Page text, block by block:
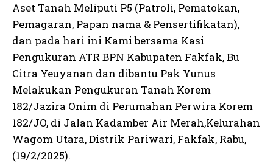
Aset Tanah Meliputi P5 (Patroli, Pematokan,
Pemagaran, Papan nama & Pensertifikatan),
dan pada hari ini Kami bersama Kasi
Pengukuran ATR BPN Kabupaten Fakfak, Bu
Citra Yeuyanan dan dibantu Pak Yunus
Melakukan Pengukuran Tanah Korem
182/Jazira Onim di Perumahan Perwira Korem
182/JO, di Jalan Kadamber Air Merah,Kelurahan
Wagom Utara, Distrik Pariwari, Fakfak, Rabu,
(19/2/2025).